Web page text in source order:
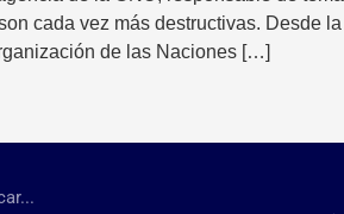
cada vez más destructivas. Desde
de las Naciones […]